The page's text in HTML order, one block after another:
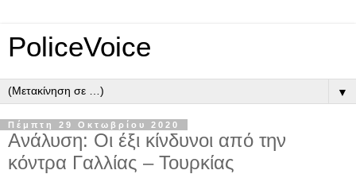
PoliceVoice
▼
Πέμπτη 29 Οκτωβρίου 2020
Ανάλυση: Οι έξι κίνδυνοι από την
κόντρα Γαλλίας – Τουρκίας